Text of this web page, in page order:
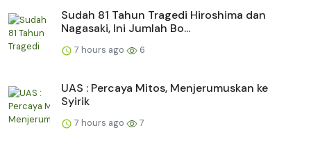
Sudah 81 Tahun Tragedi Hiroshima dan
Nagasaki, Ini Jumlah Bo...
7 hours ago 6
UAS : Percaya Mitos, Menjerumuskan ke
Syirik
7 hours ago 7